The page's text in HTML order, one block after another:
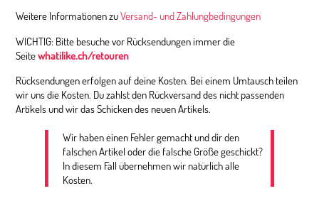
Weitere Informationen zuVersand- und Zahlungbedingungen
WICHTIG: Bitte besuche vor Rücksendungen immer die
Seitewhatilike.ch/retouren
Rücksendungen erfolgen auf deine Kosten. Bei einem Umtausch teilen
wir uns die Kosten. Du zahlst den Rückversand des nicht passenden
Artikels und wir das Schicken des neuen Artikels.
Wir haben einen Fehler gemacht und dir den
falschen Artikel oder die falsche Größe geschickt?
In diesem Fall übernehmen wir natürlich alle
Kosten.